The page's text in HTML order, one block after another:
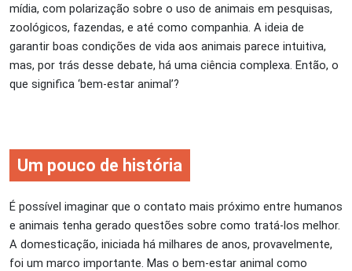
mídia, com polarização sobre o uso de animais em pesquisas,
zoológicos, fazendas, e até como companhia. A ideia de
garantir boas condições de vida aos animais parece intuitiva,
mas, por trás desse debate, há uma ciência complexa. Então, o
que significa ‘bem-estar animal’?
Um pouco de história
É possível imaginar que o contato mais próximo entre humanos
e animais tenha gerado questões sobre como tratá-los melhor.
A domesticação, iniciada há milhares de anos, provavelmente,
foi um marco importante. Mas o bem-estar animal como